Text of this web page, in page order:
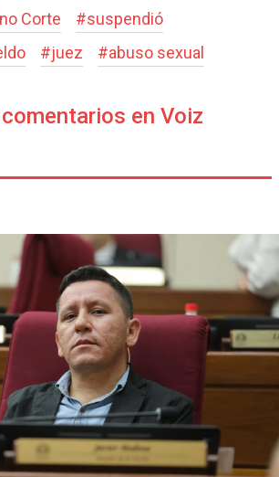
Corte #suspendió
#juez #abuso sexual
en Voiz